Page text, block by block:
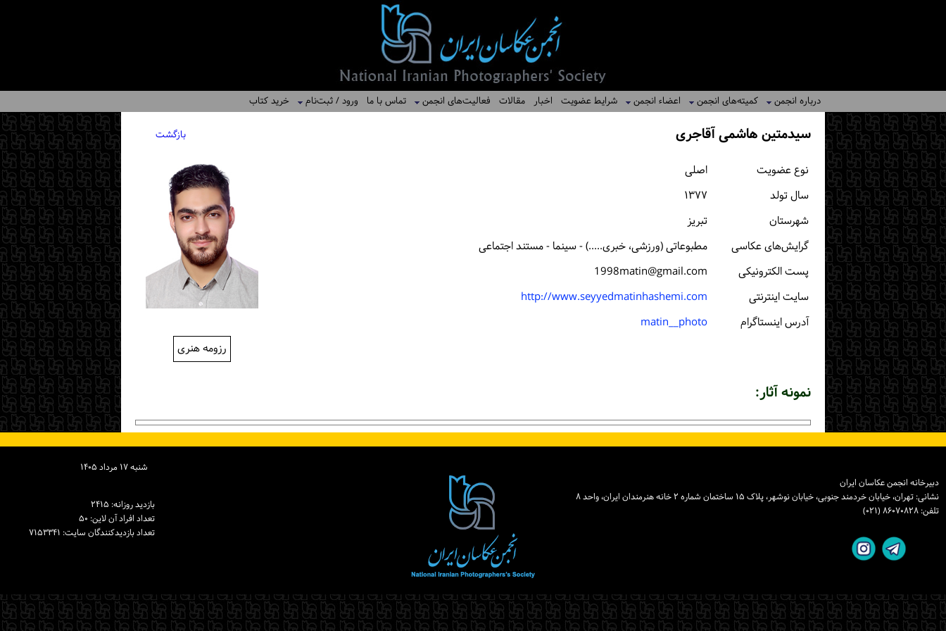
درباره انجمن کمیته‌های انجمن اعضاء انجمن شرایط عضویت اخبار مقالات فعالیت‌های انجمن تماس با ما ورود / ثبت‌نام خرید کتاب
سیدمتین هاشمی آقاجری بازگشت
رزومه هنری
نوع عضویت
اصلی
سال تولد
۱۳۷۷
شهرستان
تبریز
گرایش‌های عکاسی
مطبوعاتی (ورزشی، خبری.....) - سینما - مستند اجتماعی
پست الكترونیكی
1998matin@gmail.com
سایت اینترنتی
http://www.seyyedmatinhashemi.com
آدرس اینستاگرام
matin__photo
نمونه آثار:
شنبه ۱۷ مرداد ۱۴۰۵
بازدید روزانه: ۲۴۱۵
تعداد افراد آن لاین: ۵۰
تعداد بازدیدكنندگان سایت: ۷۱۵۳۳۴۱
دبیرخانه انجمن عکاسان ایران
نشانی: تهران، خیابان خردمند جنوبی، خیابان نوشهر، پلاک ۱۵ ساختمان شماره ۲ خانه هنرمندان ایران، واحد ۸
تلفن: ۸۶۰۷۰۸۲۸ (۰۲۱)